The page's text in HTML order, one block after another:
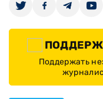
Поддержать